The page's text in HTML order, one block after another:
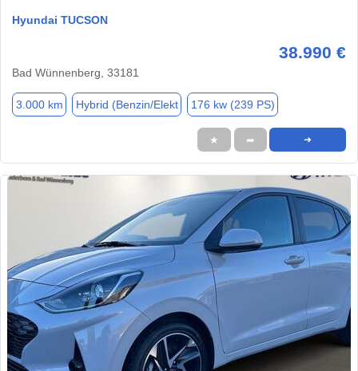
Hyundai TUCSON
38.990 €
Bad Wünnenberg, 33181
3.000 km Hybrid (Benzin/Elekt 176 kw (239 PS)
★ ➦ ➜